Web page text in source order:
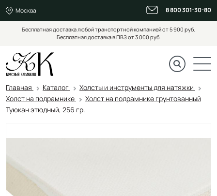
Москва 8 800 301-30-80
Бесплатная доставка любой транспортной компанией от 5 900 руб.
Бесплатная доставка в ПВЗ от 3 000 руб.
Главная Каталог
Холсты и инструменты для натяжки
Холст на подрамнике
Холст на подрамнике грунтованный
Туюкан этюдный, 256 гр.